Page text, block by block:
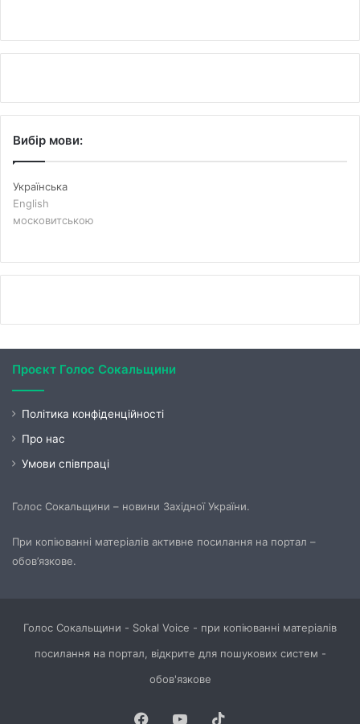
Вибір мови:
Українська
English
московитською
Проєкт Голос Сокальщини
Політика конфіденційності
Про нас
Умови співпраці
Голос Сокальщини – новини Західної України.
При копіюванні матеріалів активне посилання на портал –
обов’язкове.
Голос Сокальщини - Sokal Voice - при копіюванні матеріалів
посилання на портал, відкрите для пошукових систем -
обов'язкове
Facebook
YouTube